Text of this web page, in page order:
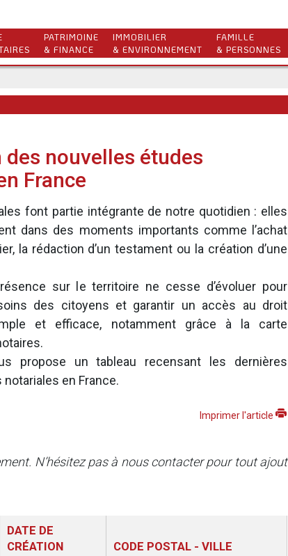
PATRIMOINE
& FINANCE
IMMOBILIER
& ENVIRONNEMENT
FAMILLE
& PERSONNES
nouvelles études
France
font partie intégrante de notre quotidien : elles
dans des moments importants comme l’achat
la rédaction d’un testament ou la création d’une
sur le territoire ne cesse d’évoluer pour
des citoyens et garantir un accès au droit
et efficace, notamment grâce à la carte
propose un tableau recensant les dernières
notariales en France.
Imprimer l'article
N’hésitez pas à nous contacter pour tout ajout
DATE DE
CRÉATION
CODE POSTAL - VILLE